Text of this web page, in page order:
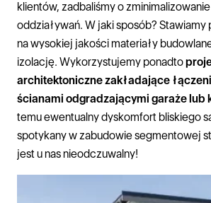
klientów, zadbaliśmy o
oddziaływań. W jaki sposób?
na wysokiej jakości materiały
izolację. Wykorzystujemy ponadto
architektoniczne zakładające
ścianami odgradzającymi garaże lub
temu ewentualny dyskomfort bliskiego
spotykany w zabudowie segmentowej
jest u nas nieodczuwalny!